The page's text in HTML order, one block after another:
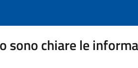
sono chiare le